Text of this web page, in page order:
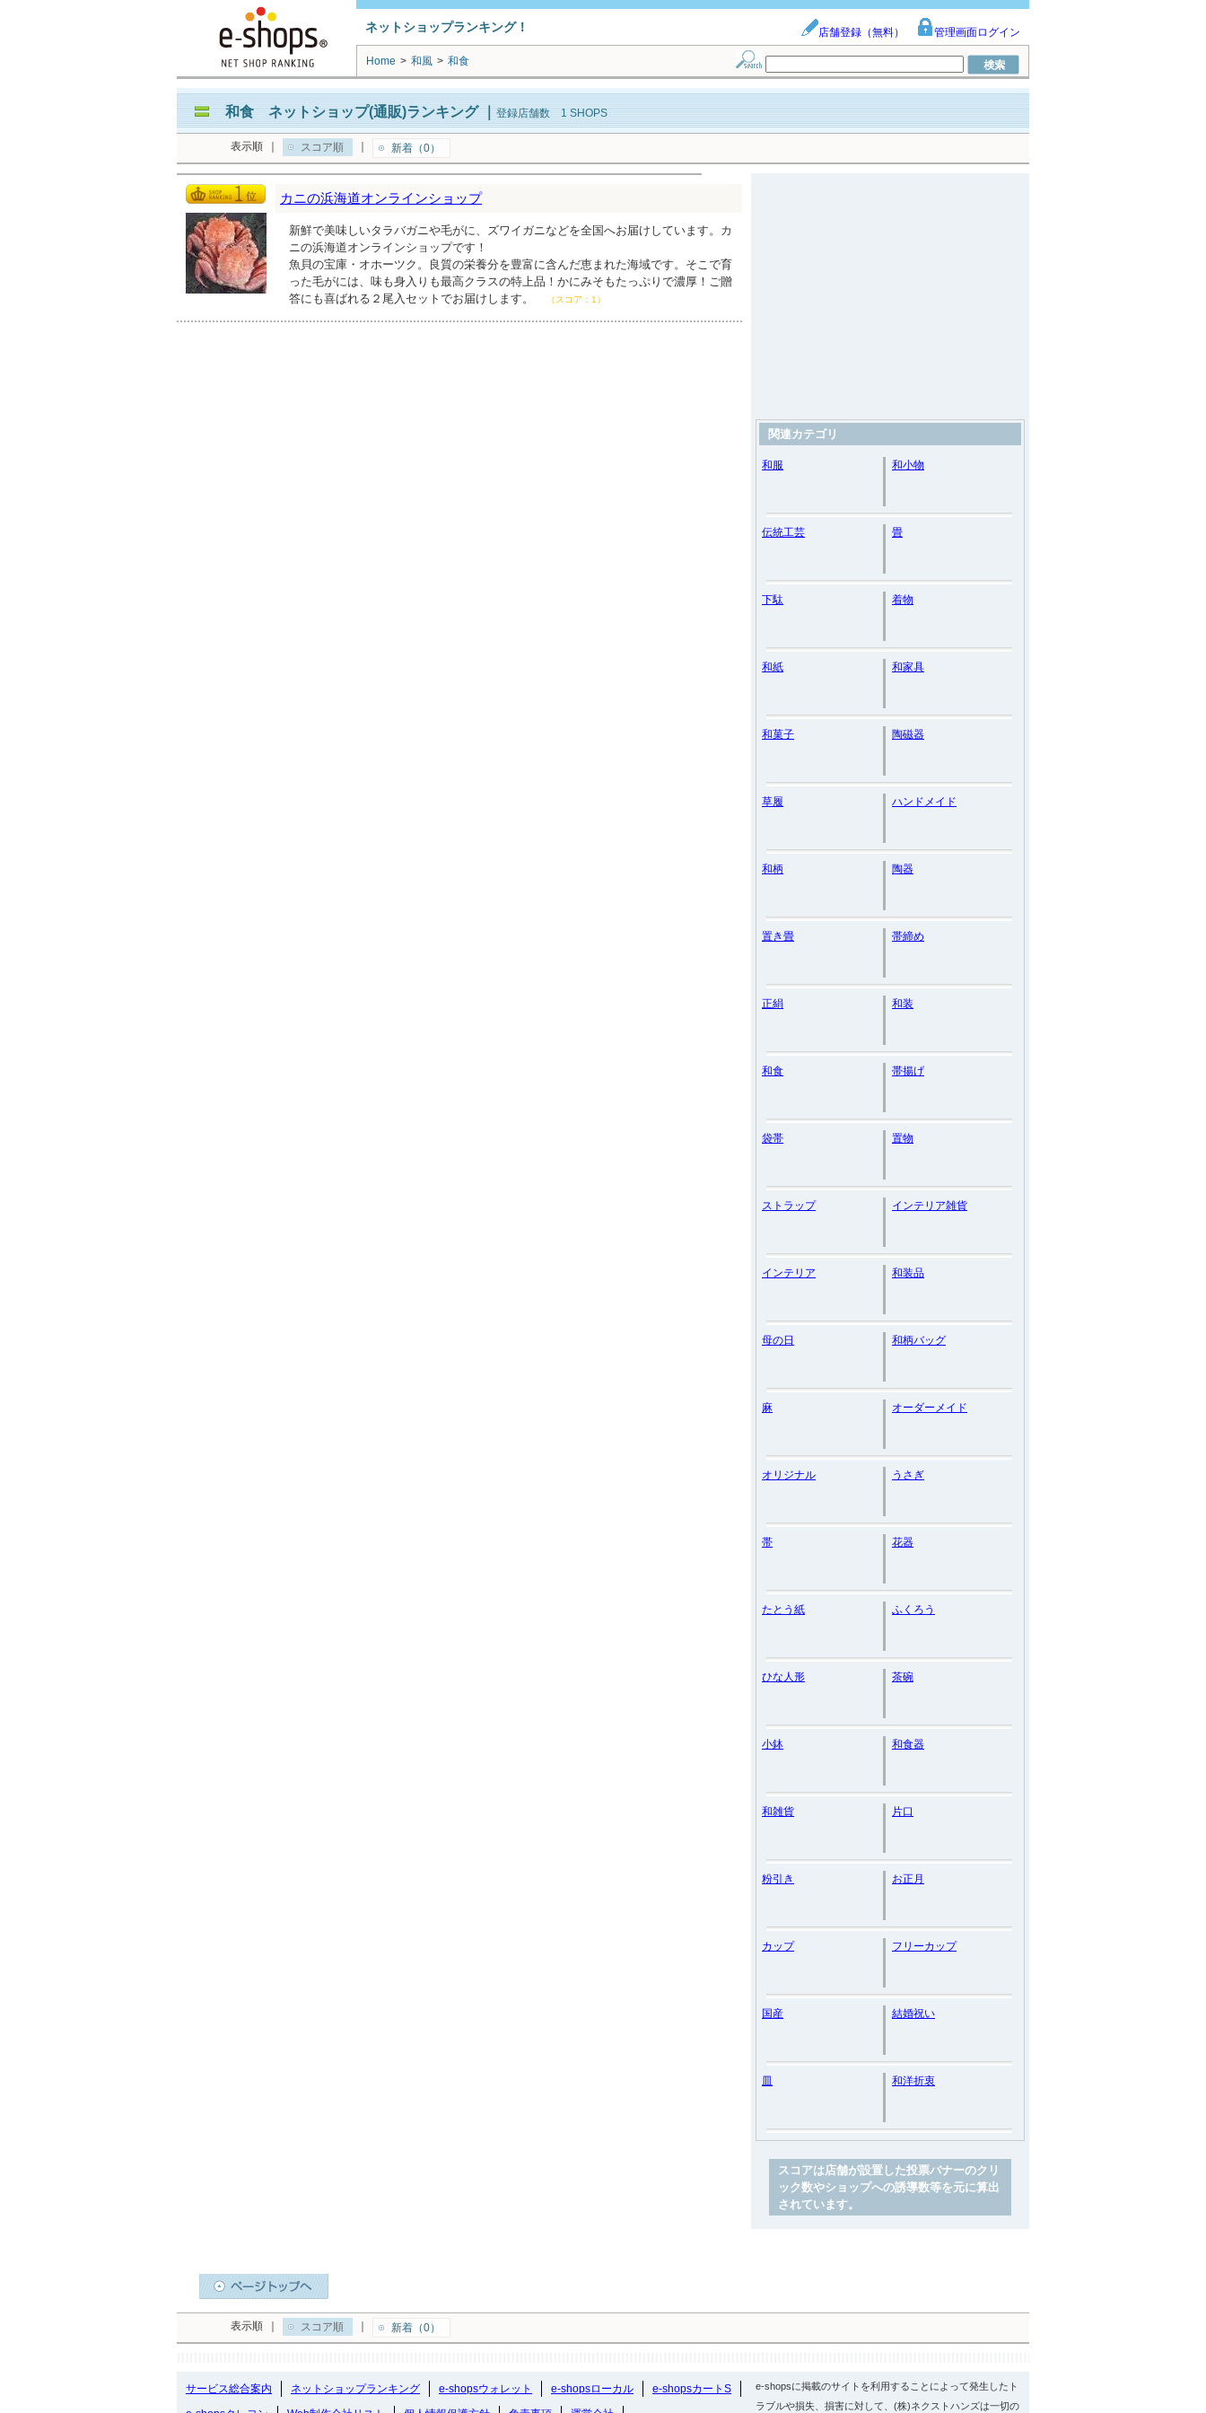
ネットショップランキング！ 店舗登録（無料） 管理画面ログイン
Home > 和風 > 和食
和食 ネットショップ(通販)ランキング｜ 登録店舗数 1 SHOPS
表示順 スコア順 新着（0）
カニの浜海道オンラインショップ
新鮮で美味しいタラバガニや毛がに、ズワイガニなどを全国へお届けしています。カ
ニの浜海道オンラインショップです！
魚貝の宝庫・オホーツク。良質の栄養分を豊富に含んだ恵まれた海域です。そこで育
った毛がには、味も身入りも最高クラスの特上品！かにみそもたっぷりで濃厚！ご贈
答にも喜ばれる２尾入セットでお届けします。
（スコア：1）
関連カテゴリ
和服 和小物
伝統工芸 畳
下駄 着物
和紙 和家具
和菓子 陶磁器
草履 ハンドメイド
和柄 陶器
置き畳 帯締め
正絹 和装
和食 帯揚げ
袋帯 置物
ストラップ インテリア雑貨
インテリア 和装品
母の日 和柄バッグ
麻 オーダーメイド
オリジナル うさぎ
帯 花器
たとう紙 ふくろう
ひな人形 茶碗
小鉢 和食器
和雑貨 片口
粉引き お正月
カップ フリーカップ
国産 結婚祝い
皿 和洋折衷
スコアは店舗が設置した投票バナーのクリ
ック数やショップへの誘導数等を元に算出
されています。
表示順 スコア順 新着（0）
サービス総合案内 ネットショップランキング e-shopsウォレット e-shopsローカル
e-shopsカートS
e-shopsに掲載のサイトを利用することによって発生したト
ラブルや損失、損害に対して、(株)ネクストハンズは一切の